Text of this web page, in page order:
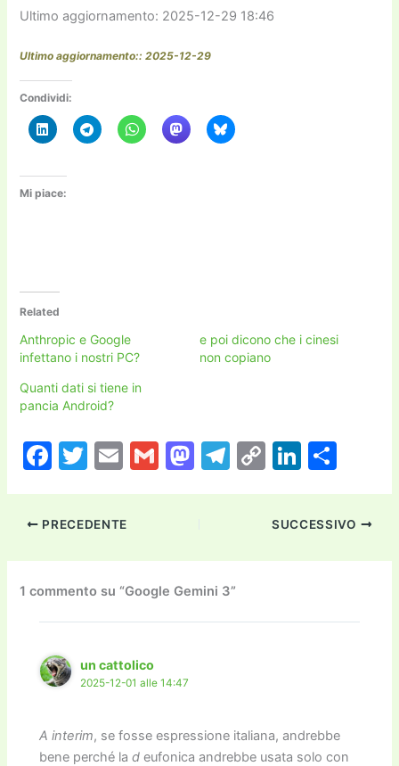
Ultimo aggiornamento: 2025-12-29 18:46
Ultimo aggiornamento:: 2025-12-29
Condividi:
Mi piace:
Related
Anthropic e Google
infettano i nostri PC?
e poi dicono che i cinesi
non copiano
Quanti dati si tiene in
pancia Android?
F
c
b
o
o
k
T
itt
E
ai
G
M
d
o
n
T
a
m
C
p
y
Li
k
Li
k
dI
n
vi
PRECEDENTE SUCCESSIVO
1 commento su “Google Gemini 3”
un cattolico
2025-12-01 alle 14:47
A interim, se fosse espressione italiana, andrebbe
bene perché lad eufonica andrebbe usata solo con